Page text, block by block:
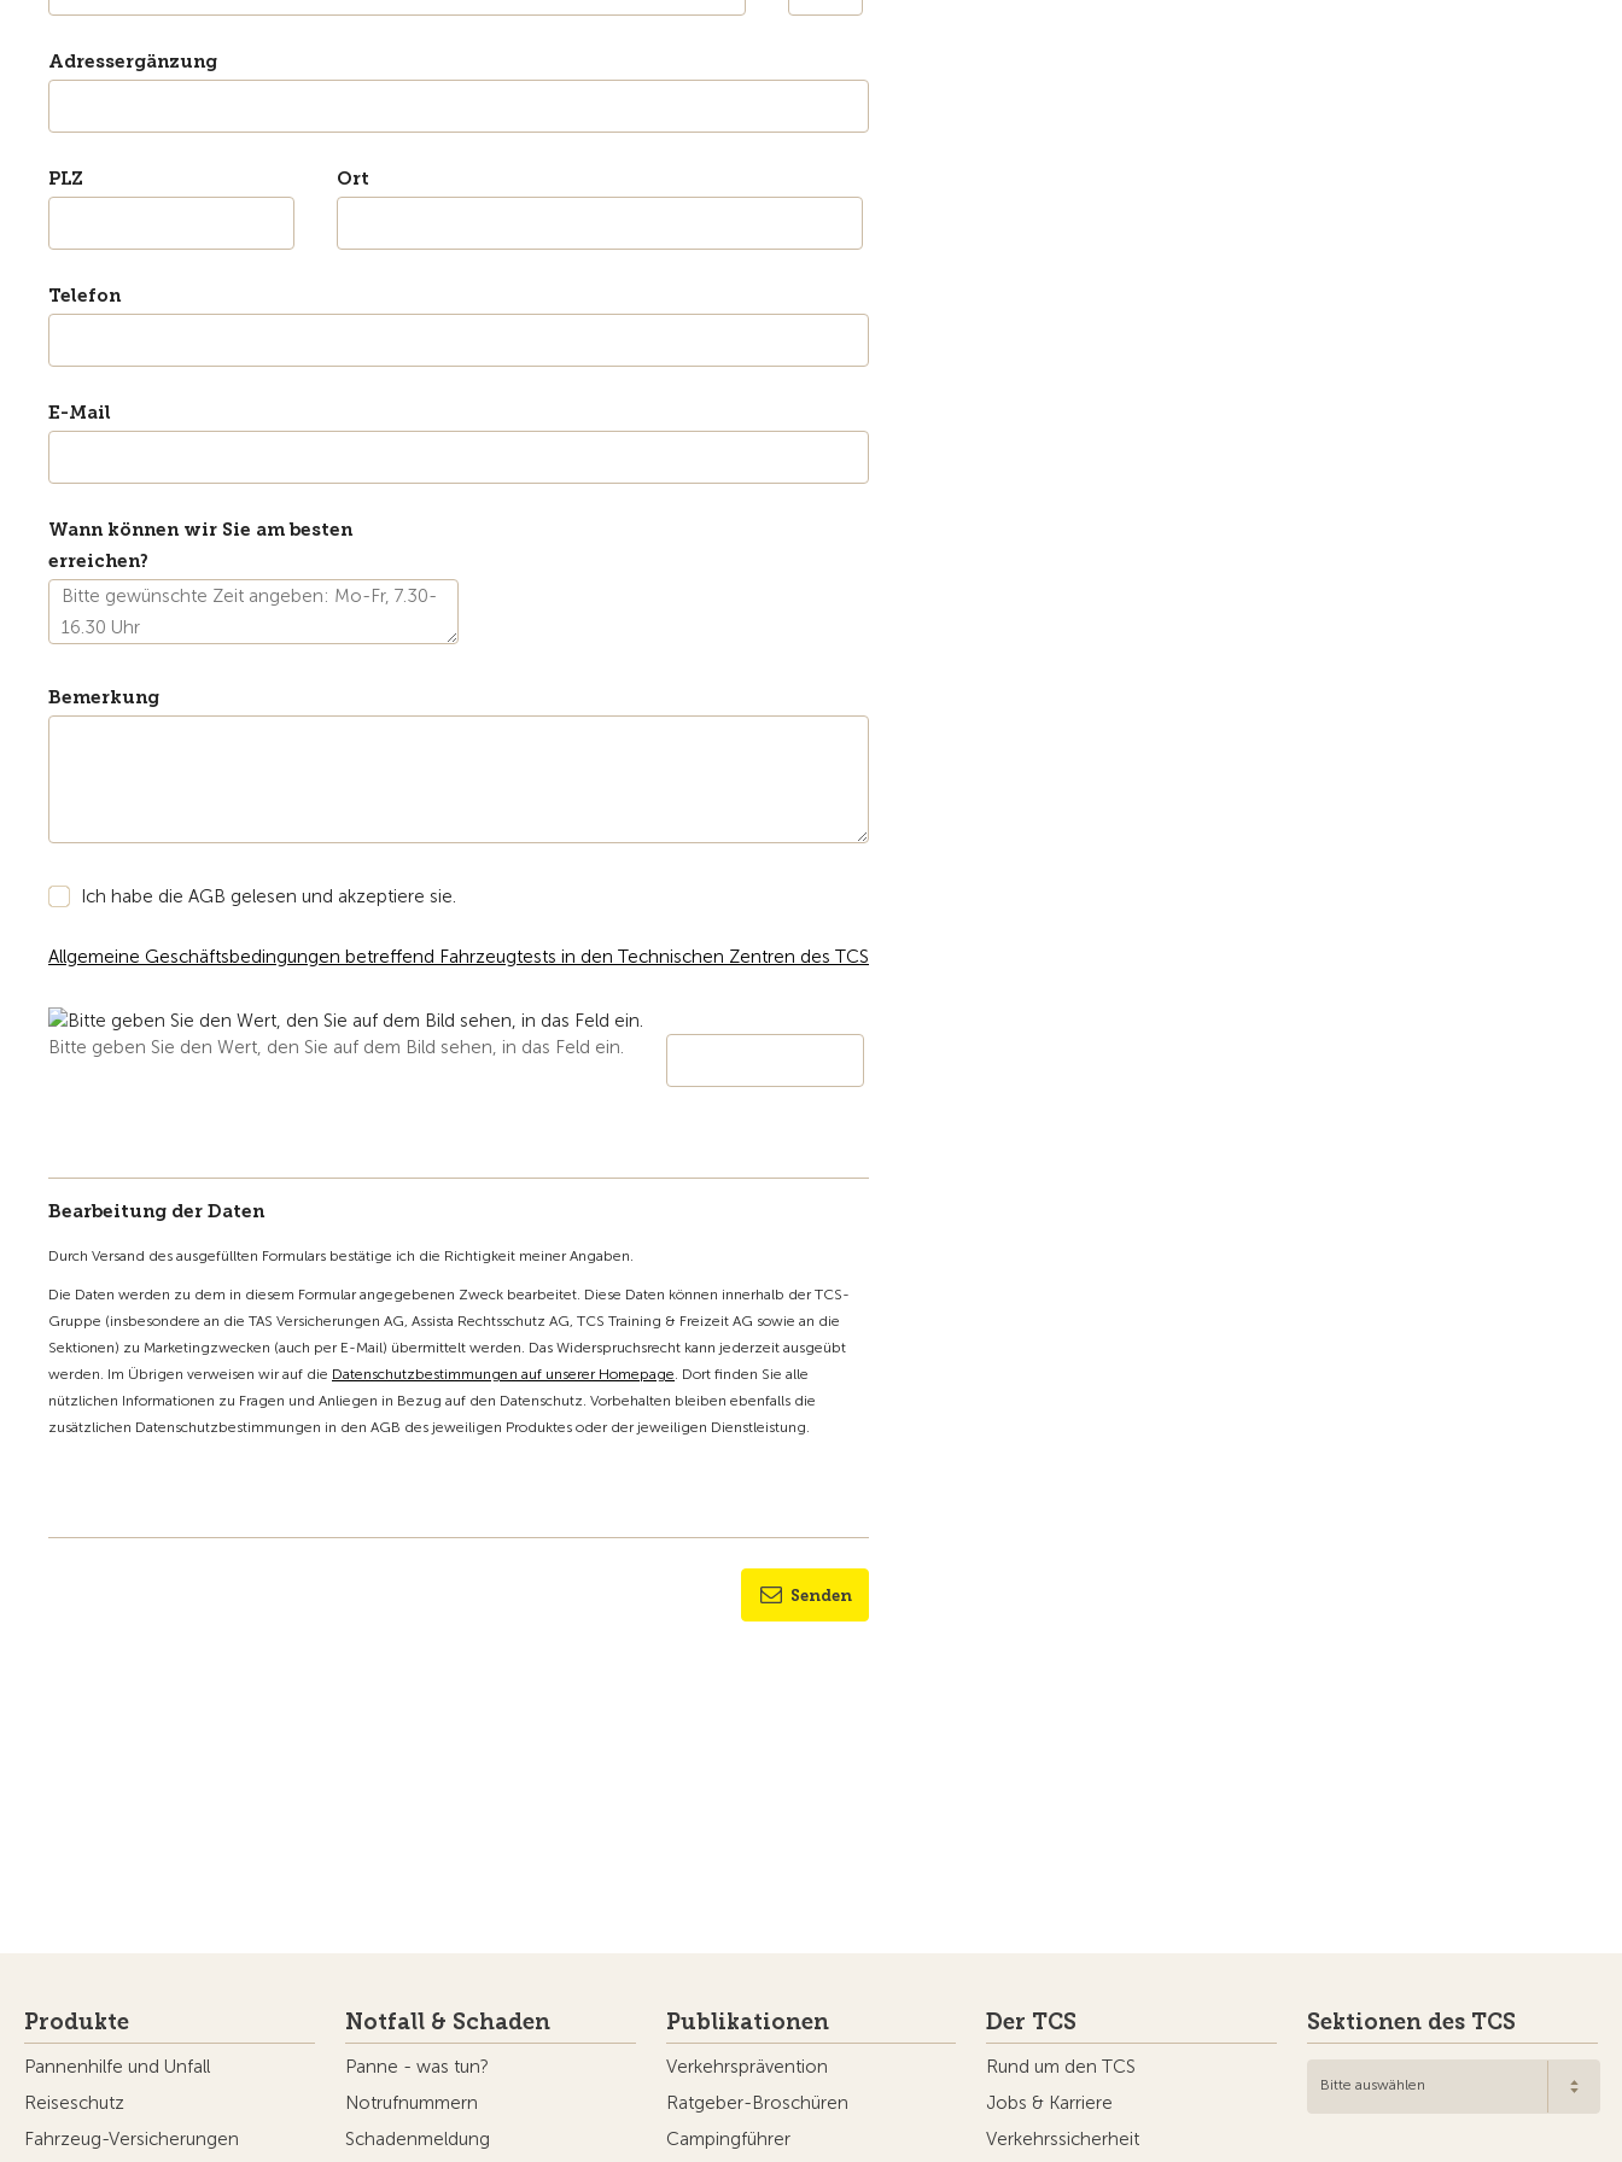
Adressergänzung
PLZ Ort
Telefon
E-Mail
Wann können wir Sie am besten
erreichen?
Bemerkung
Ich habe die AGB gelesen und akzeptiere sie.
Allgemeine Geschäftsbedingungen betreffend Fahrzeugtests in den Technischen Zentren des TCS
Bitte geben Sie den Wert, den Sie auf dem Bild sehen, in das Feld ein.
Bearbeitung der Daten
Durch Versand des ausgefüllten Formulars bestätige ich die Richtigkeit meiner Angaben.
Die Daten werden zu dem in diesem Formular angegebenen Zweck bearbeitet. Diese Daten können innerhalb der TCS-
Gruppe (insbesondere an die TAS Versicherungen AG, Assista Rechtsschutz AG, TCS Training & Freizeit AG sowie an die
Sektionen) zu Marketingzwecken (auch per E-Mail) übermittelt werden. Das Widerspruchsrecht kann jederzeit ausgeübt
werden. Im Übrigen verweisen wir auf die Datenschutzbestimmungen auf unserer Homepage. Dort finden Sie alle
nützlichen Informationen zu Fragen und Anliegen in Bezug auf den Datenschutz. Vorbehalten bleiben ebenfalls die
zusätzlichen Datenschutzbestimmungen in den AGB des jeweiligen Produktes oder der jeweiligen Dienstleistung.
Senden
Produkte
Pannenhilfe und Unfall
Reiseschutz
Fahrzeug-Versicherungen
Notfall & Schaden
Panne - was tun?
Notrufnummern
Schadenmeldung
Publikationen
Verkehrsprävention
Ratgeber-Broschüren
Campingführer
Der TCS
Rund um den TCS
Jobs & Karriere
Verkehrssicherheit
Sektionen des TCS
Bitte auswählen